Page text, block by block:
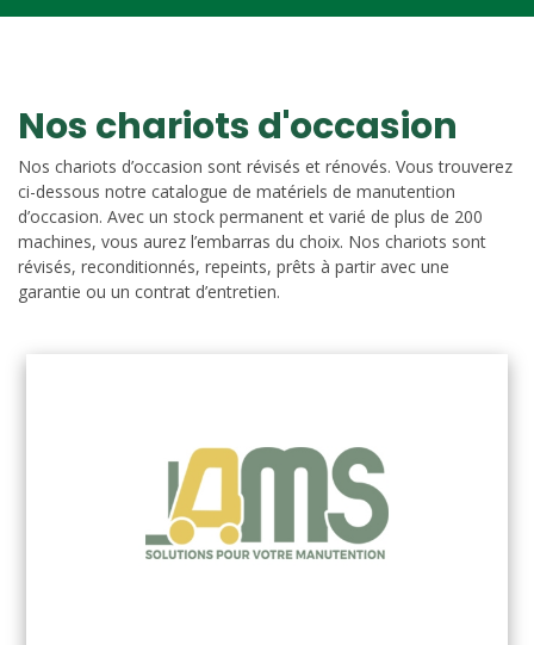
Nos chariots d'occasion
Nos chariots d’occasion sont révisés et rénovés. Vous trouverez
ci-dessous notre catalogue de matériels de manutention
d’occasion. Avec un stock permanent et varié de plus de 200
machines, vous aurez l’embarras du choix. Nos chariots sont
révisés, reconditionnés, repeints, prêts à partir avec une
garantie ou un contrat d’entretien.